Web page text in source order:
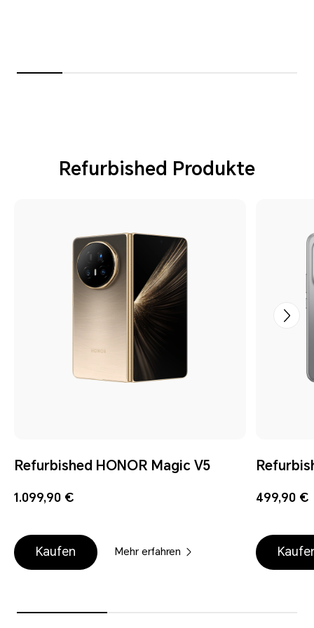
Refurbished Produkte
Refurbished HONOR Magic V5
1.099,90 €
Kaufen Mehr erfahren
499,90 €